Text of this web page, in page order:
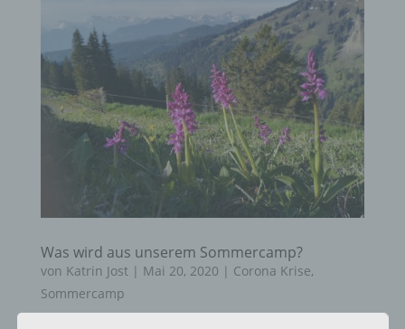
Was wird aus unserem Sommercamp?
von Katrin Jost| Mai 20, 2020 | Corona Krise,
Sommercamp